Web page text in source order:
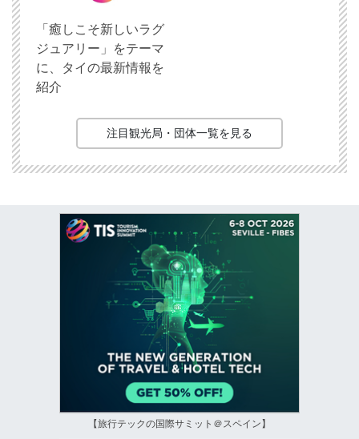
「癒しこそ新しいラグ
ジュアリー」をテーマ
に、タイの最新情報を
紹介
注目観光局・団体一覧を見る
【旅行テックの国際サミット＠スペイン】